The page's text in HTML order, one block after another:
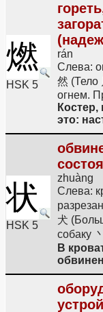
燃
HSK 5
rán
Слева:
然 (Тело
огнем.
Костер,
это:
状
HSK 5
zhuàng
Слева:
犬
собаку
В